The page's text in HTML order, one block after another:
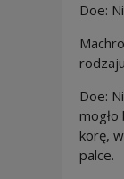
Doe:
Doe:
mogło
korę,
palce.